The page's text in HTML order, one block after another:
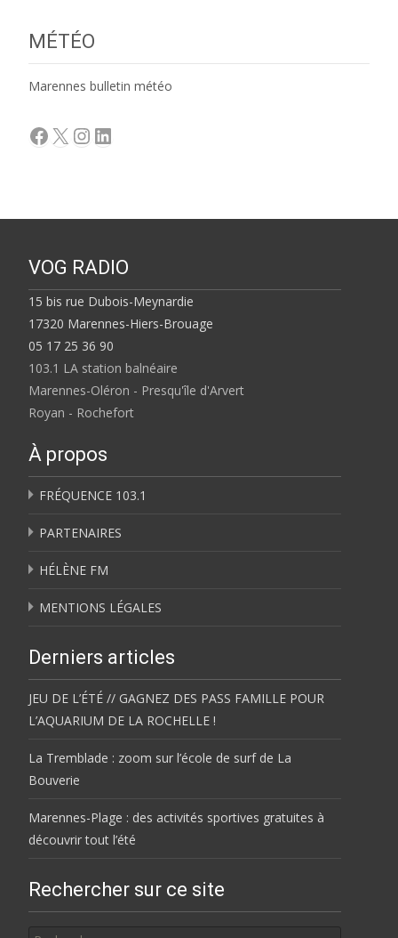
MÉTÉO
Marennes bulletin météo
Facebook
X Instagram
LinkedIn
VOG RADIO
15 bis rue Dubois-Meynardie
17320 Marennes-Hiers-Brouage
05 17 25 36 90
103.1 LA station balnéaire
Marennes-Oléron - Presqu'île d'Arvert
Royan - Rochefort
À propos
FRÉQUENCE 103.1
PARTENAIRES
HÉLÈNE FM
MENTIONS LÉGALES
Derniers articles
JEU DE L’ÉTÉ // GAGNEZ DES PASS FAMILLE POUR
L’AQUARIUM DE LA ROCHELLE !
La Tremblade : zoom sur l’école de surf de La
Bouverie
Marennes-Plage : des activités sportives gratuites à
découvrir tout l’été
Rechercher sur ce site